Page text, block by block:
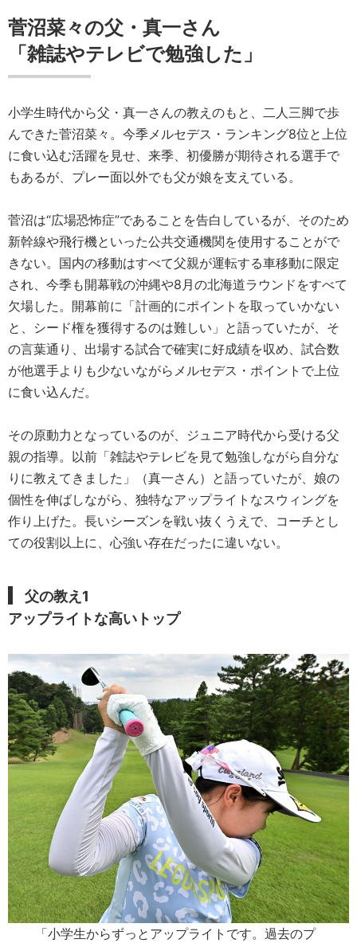
菅沼菜々の父・真一さん
「雑誌やテレビで勉強した」
小学生時代から父・真一さんの教えのもと、二人三脚で歩
んできた菅沼菜々。今季メルセデス・ランキング8位と上位
に食い込む活躍を見せ、来季、初優勝が期待される選手で
もあるが、プレー面以外でも父が娘を支えている。
菅沼は“広場恐怖症”であることを告白しているが、そのため
新幹線や飛行機といった公共交通機関を使用することがで
きない。国内の移動はすべて父親が運転する車移動に限定
され、今季も開幕戦の沖縄や8月の北海道ラウンドをすべて
欠場した。開幕前に「計画的にポイントを取っていかない
と、シード権を獲得するのは難しい」と語っていたが、そ
の言葉通り、出場する試合で確実に好成績を収め、試合数
が他選手よりも少ないながらメルセデス・ポイントで上位
に食い込んだ。
その原動力となっているのが、ジュニア時代から受ける父
親の指導。以前「雑誌やテレビを見て勉強しながら自分な
りに教えてきました」（真一さん）と語っていたが、娘の
個性を伸ばしながら、独特なアップライトなスウィングを
作り上げた。長いシーズンを戦い抜くうえで、コーチとし
ての役割以上に、心強い存在だったに違いない。
父の教え1
アップライトな高いトップ
「小学生からずっとアップライトです。過去のプ